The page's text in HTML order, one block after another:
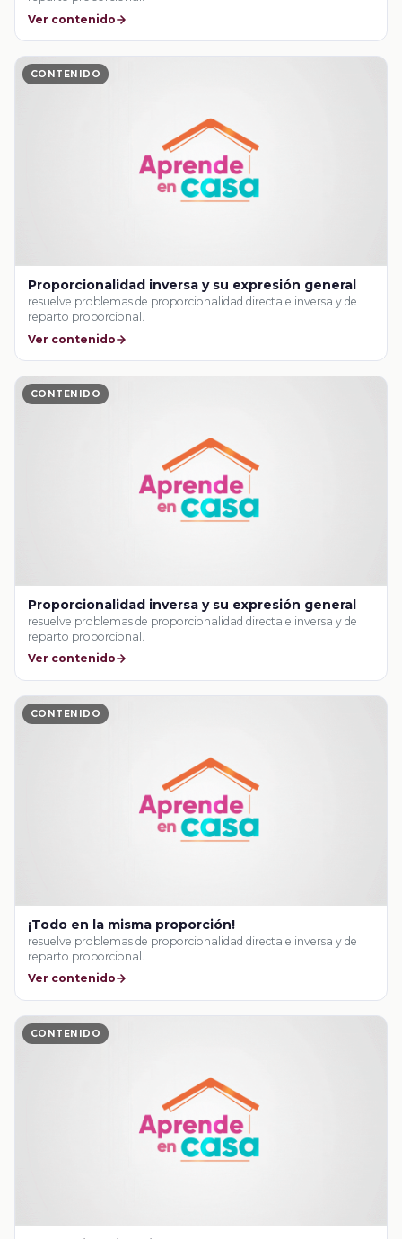
Ver contenido
CONTENIDO
Proporcionalidad inversa y su expresión general
resuelve problemas de proporcionalidad directa e inversa y de
reparto proporcional.
Ver contenido
CONTENIDO
Proporcionalidad inversa y su expresión general
resuelve problemas de proporcionalidad directa e inversa y de
reparto proporcional.
Ver contenido
CONTENIDO
¡Todo en la misma proporción!
resuelve problemas de proporcionalidad directa e inversa y de
reparto proporcional.
Ver contenido
CONTENIDO